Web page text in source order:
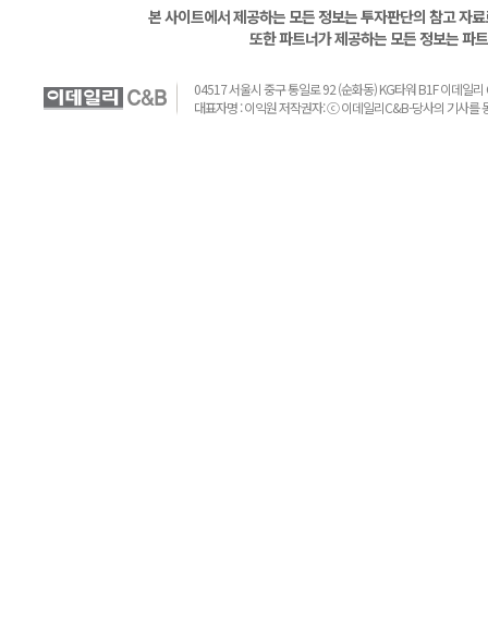
본 사이트에서 제공하는 모든 정보는 투자판단의 참고 자
또한 파트너가 제공하는 모든 정보는 파
04517 서울시 중구 통일로 92 (순화동) KG타워 B1F 이데일
대표자명 : 이익원 저작권자: ⓒ 이데일리C&B-당사의 기사를